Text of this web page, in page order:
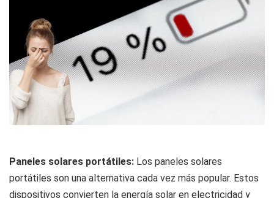
Paneles solares portátiles: Los paneles solares
portátiles son una alternativa cada vez más popular. Estos
dispositivos convierten la energía solar en electricidad y